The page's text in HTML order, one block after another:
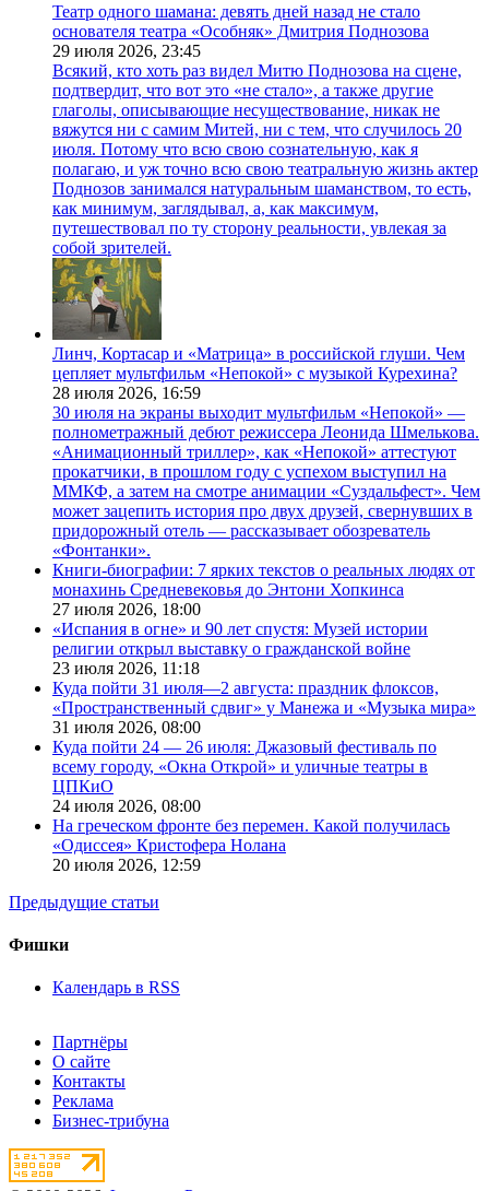
Театр одного шамана: девять дней назад не стало
основателя театра «Особняк» Дмитрия Поднозова
29 июля 2026, 23:45
Всякий, кто хоть раз видел Митю Поднозова на сцене,
подтвердит, что вот это «не стало», а также другие
глаголы, описывающие несуществование, никак не
вяжутся ни с самим Митей, ни с тем, что случилось 20
июля. Потому что всю свою сознательную, как я
полагаю, и уж точно всю свою театральную жизнь актер
Поднозов занимался натуральным шаманством, то есть,
как минимум, заглядывал, а, как максимум,
путешествовал по ту сторону реальности, увлекая за
собой зрителей.
Линч, Кортасар и «Матрица» в российской глуши. Чем
цепляет мультфильм «Непокой» с музыкой Курехина?
28 июля 2026, 16:59
30 июля на экраны выходит мультфильм «Непокой» —
полнометражный дебют режиссера Леонида Шмелькова.
«Анимационный триллер», как «Непокой» аттестуют
прокатчики, в прошлом году с успехом выступил на
ММКФ, а затем на смотре анимации «Суздальфест». Чем
может зацепить история про двух друзей, свернувших в
придорожный отель — рассказывает обозреватель
«Фонтанки».
Книги-биографии: 7 ярких текстов о реальных людях от
монахинь Средневековья до Энтони Хопкинса
27 июля 2026, 18:00
«Испания в огне» и 90 лет спустя: Музей истории
религии открыл выставку о гражданской войне
23 июля 2026, 11:18
Куда пойти 31 июля—2 августа: праздник флоксов,
«Пространственный сдвиг» у Манежа и «Музыка мира»
31 июля 2026, 08:00
Куда пойти 24 — 26 июля: Джазовый фестиваль по
всему городу, «Окна Открой» и уличные театры в
ЦПКиО
24 июля 2026, 08:00
На греческом фронте без перемен. Какой получилась
«Одиссея» Кристофера Нолана
20 июля 2026, 12:59
Предыдущие статьи
Фишки
Календарь в RSS
Партнёры
О сайте
Контакты
Реклама
Бизнес-трибуна